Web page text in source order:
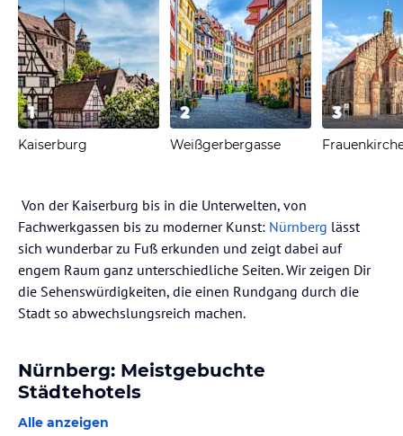
1
Kaiserburg
2
Weißgerbergasse
3
Von der Kaiserburg bis in die Unterwelten, von
Fachwerkgassen bis zu moderner Kunst: Nürnberg lässt
sich wunderbar zu Fuß erkunden und zeigt dabei auf
engem Raum ganz unterschiedliche Seiten. Wir zeigen Dir
die Sehenswürdigkeiten, die einen Rundgang durch die
Stadt so abwechslungsreich machen.
Nürnberg: Meistgebuchte
Städtehotels
Alle anzeigen